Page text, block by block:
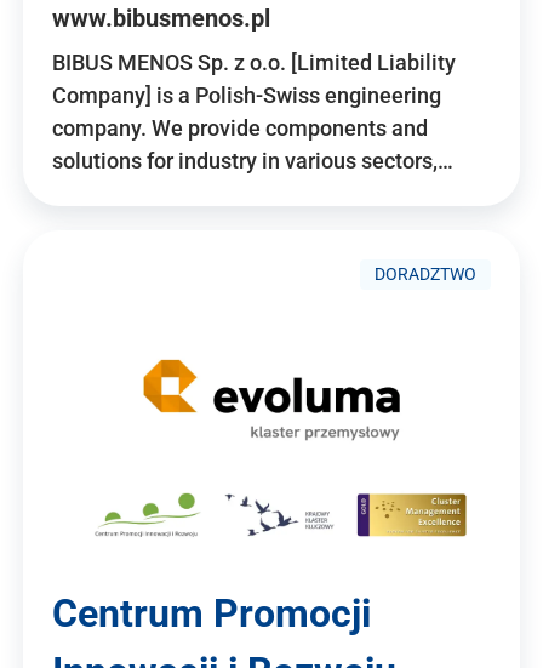
www.bibusmenos.pl
BIBUS MENOS Sp. z o.o. [Limited Liability
Company] is a Polish-Swiss engineering
company. We provide components and
solutions for industry in various sectors,…
DORADZTWO
Centrum Promocji